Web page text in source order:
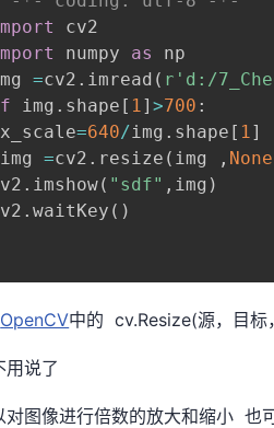
cv2
numpy as
np
=cv2 . imread ( r'd:/
img . shape [ 1]>700 :
=640/img . shape [ 1]
img
=cv2 . resize ( img , None
. imshow( "sdf" , img )
.waitKey ( )
OpenCV中的 cv.Resize(源，目标
用说了
对图像进行倍数的放大和缩小 也